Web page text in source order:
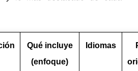
Qué incluye
(enfoque)
Idiomas